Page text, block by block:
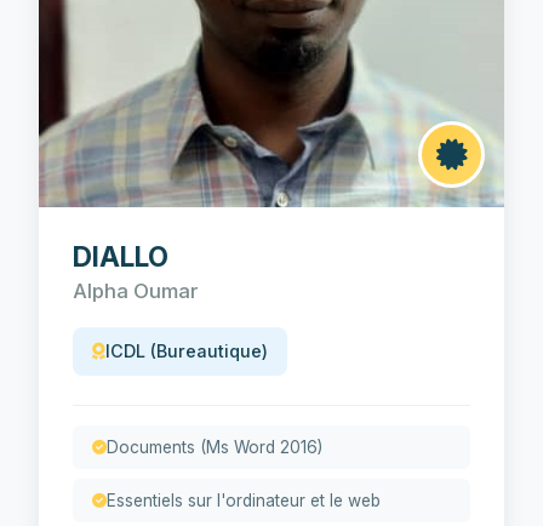
DIALLO
Alpha Oumar
ICDL (Bureautique)
Documents (Ms Word 2016)
Essentiels sur l'ordinateur et le web